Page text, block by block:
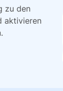
zu den
aktivieren